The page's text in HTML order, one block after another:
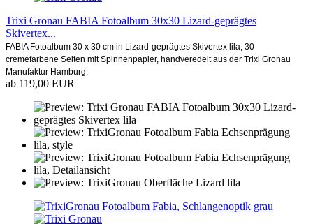
Trixi Gronau FABIA Fotoalbum 30x30 Lizard-geprägtes
Skivertex...
FABIA Fotoalbum 30 x 30 cm in Lizard-geprägtes Skivertex lila, 30
cremefarbene Seiten mit Spinnenpapier, handveredelt aus der Trixi Gronau
Manufaktur Hamburg.
ab 119,00 EUR